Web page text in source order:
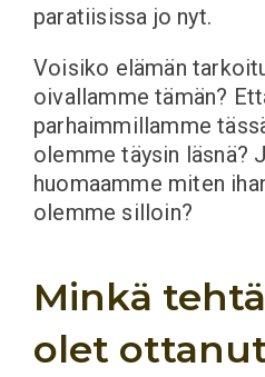
paratiisissa jo nyt.
Voisiko elämän
oivallamme tämän?
parhaimmillamme
olemme täysin läsnä?
huomaamme miten
olemme silloin?
Minkä
olet